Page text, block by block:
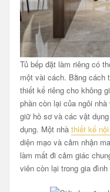
Tủ bếp đặt làm riêng có
một vài cách. Bằng cách
thiết kế riêng cho không
phần còn lại của ngôi
giữ hồ sơ và các vật
dụng. Một nhà thiết kế
diện mạo và cảm nhận
làm mất đi cảm giác
viên còn lại trong gia đình